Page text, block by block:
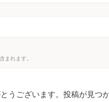
まれます。
うございます。投稿が見つ